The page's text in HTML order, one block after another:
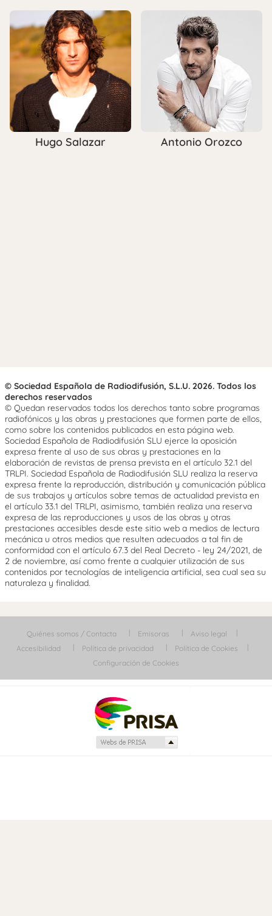
Hugo Salazar Antonio Orozco
© Sociedad Española de Radiodifusión, S.L.U. 2026. Todos los
derechos reservados
© Quedan reservados todos los derechos tanto sobre programas
radiofónicos y las obras y prestaciones que formen parte de ellos,
como sobre los contenidos publicados en esta página web.
Sociedad Española de Radiodifusión SLU ejerce la oposición
expresa frente al uso de sus obras y prestaciones en la
elaboración de revistas de prensa prevista en el artículo 32.1 del
TRLPI. Sociedad Española de Radiodifusión SLU realiza la reserva
expresa frente la reproducción, distribución y comunicación pública
de sus trabajos y artículos sobre temas de actualidad prevista en
el artículo 33.1 del TRLPI, asimismo, también realiza una reserva
expresa de las reproducciones y usos de las obras y otras
prestaciones accesibles desde este sitio web a medios de lectura
mecánica u otros medios que resulten adecuados a tal fin de
conformidad con el artículo 67.3 del Real Decreto - ley 24/2021, de
2 de noviembre, así como frente a cualquier utilización de sus
contenidos por tecnologías de inteligencia artificial, sea cual sea su
naturaleza y finalidad.
Quiénes somos / Contacta Emisoras
Aviso legal
Accesibilidad
Política de privacidad
Política de Cookies
Configuración de Cookies